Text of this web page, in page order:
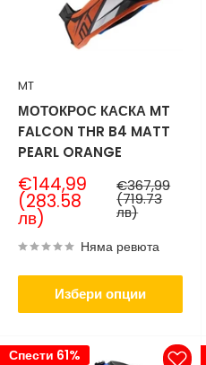
MT
МОТОКРОС КАСКА MT
FALCON THR B4 MATT
PEARL ORANGE
Продажна
цена
€144,99
(283.58
лв)
Нормална
цена
€367,99
(719.73
лв)
Няма ревюта
Избери опции
Спести 61%